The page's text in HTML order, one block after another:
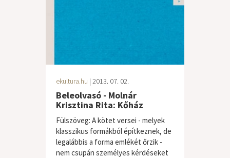
ekultura.hu | 2013. 07. 02.
Beleolvasó - Molnár
Krisztina Rita: Kőház
Fülszöveg: A kötet versei - melyek
klasszikus formákból építkeznek, de
legalábbis a forma emlékét őrzik -
nem csupán személyes kérdéseket